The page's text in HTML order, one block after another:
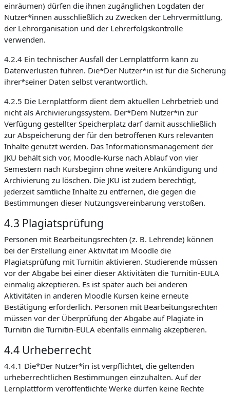
einräumen) dürfen die ihnen zugänglichen Logdaten der
Nutzer*innen ausschließlich zu Zwecken der Lehrvermittlung,
der Lehrorganisation und der Lehrerfolgskontrolle
verwenden.
4.2.4 Ein technischer Ausfall der Lernplattform kann zu
Datenverlusten führen. Die*Der Nutzer*in ist für die Sicherung
ihrer*seiner Daten selbst verantwortlich.
4.2.5 Die Lernplattform dient dem aktuellen Lehrbetrieb und
nicht als Archivierungssystem. Der*Dem Nutzer*in zur
Verfügung gestellter Speicherplatz darf damit ausschließlich
zur Abspeicherung der für den betroffenen Kurs relevanten
Inhalte genutzt werden. Das Informationsmanagement der
JKU behält sich vor, Moodle-Kurse nach Ablauf von vier
Semestern nach Kursbeginn ohne weitere Ankündigung und
Archivierung zu löschen. Die JKU ist zudem berechtigt,
jederzeit sämtliche Inhalte zu entfernen, die gegen die
Bestimmungen dieser Nutzungsvereinbarung verstoßen.
4.3 Plagiatsprüfung
Personen mit Bearbeitungsrechten (z. B. Lehrende) können
bei der Erstellung einer Aktivität im Moodle die
Plagiatsprüfung mit Turnitin aktivieren. Studierende müssen
vor der Abgabe bei einer dieser Aktivitäten die Turnitin-EULA
einmalig akzeptieren. Es ist später auch bei anderen
Aktivitäten in anderen Moodle Kursen keine erneute
Bestätigung erforderlich. Personen mit Bearbeitungsrechten
müssen vor der Überprüfung der Abgabe auf Plagiate in
Turnitin die Turnitin-EULA ebenfalls einmalig akzeptieren.
4.4 Urheberrecht
4.4.1 Die*Der Nutzer*in ist verpflichtet, die geltenden
urheberrechtlichen Bestimmungen einzuhalten. Auf der
Lernplattform veröffentlichte Werke dürfen keine Rechte